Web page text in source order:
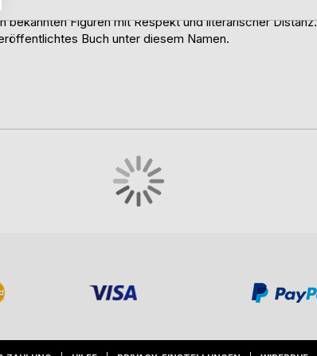
und das Menschsein hinter der Legende.
bekannten Figuren mit Respekt und literarischer
Buch unter diesem Namen.